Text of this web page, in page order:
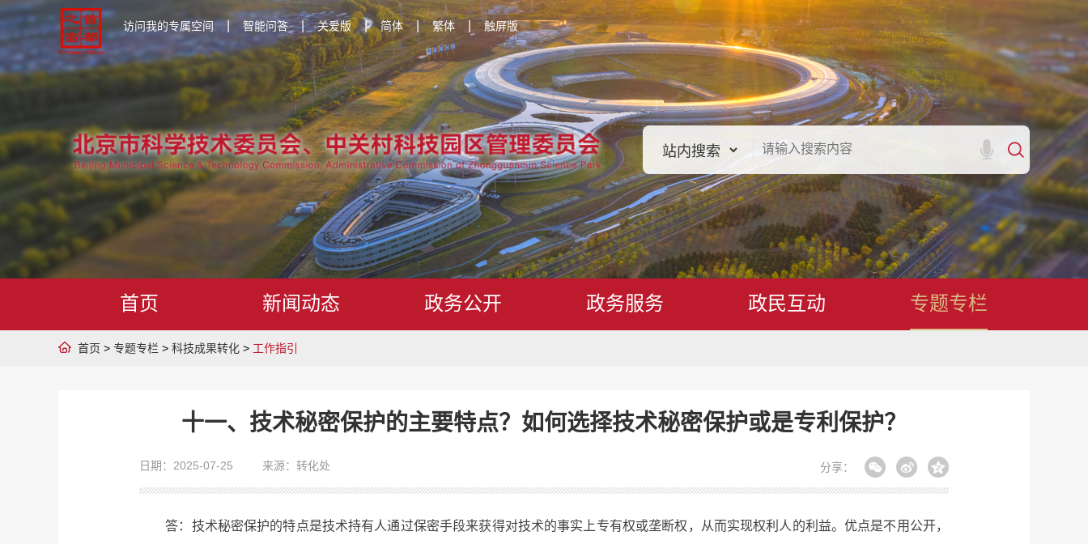
访问我的专属空间 智能问答 | 关爱版 | 简体 | 繁体 触屏版
首页 新闻动态 政务公开 政务服务 政民互动 专题专栏
首页 > 专题专栏 > 科技成果转化 > 工作指引
十一、技术秘密保护的主要特点？如何选择技术秘密保护或是专利保护？
日期：2025-07-25 来源：转化处 分享：
答：技术秘密保护的特点是技术持有人通过保密手段来获得对技术的事实上专有权或垄断权，从而实现权利人的利益。优点是不用公开，